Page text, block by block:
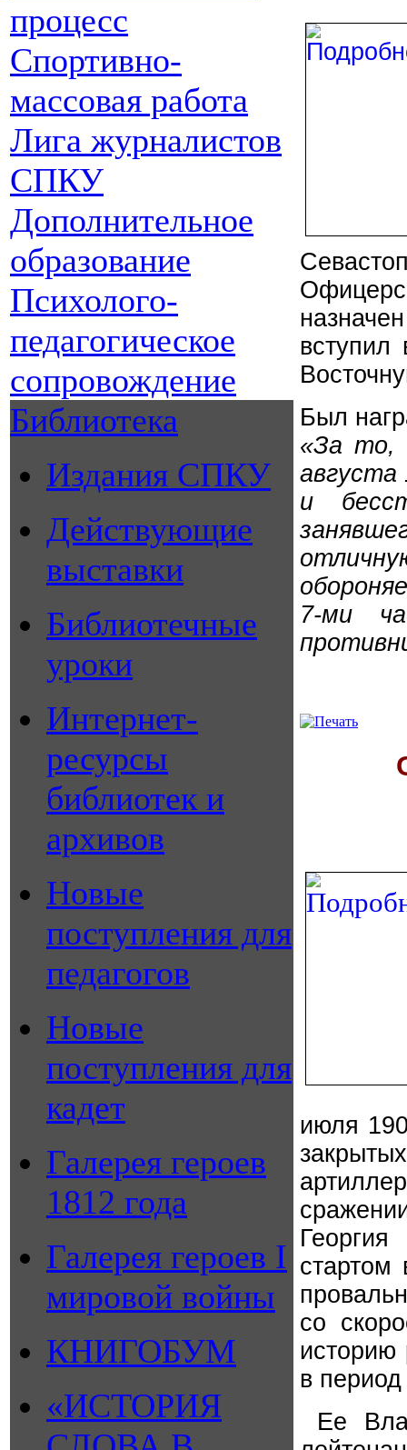
процесс
Спортивно-
массовая работа
Лига журналистов
СПКУ
Дополнительное
образование
Психолого-
педагогическое
сопровождение
Библиотека
Издания СПКУ
Действующие
выставки
Библиотечные
уроки
Интернет-
ресурсы
библиотек и
архивов
Новые
поступления для
педагогов
Новые
поступления для
кадет
Галерея героев
1812 года
Галерея героев I
мировой войны
КНИГОБУМ
«ИСТОРИЯ
Был
«За то,
августа
и
7-ми
июля
со
историю
в
Ее